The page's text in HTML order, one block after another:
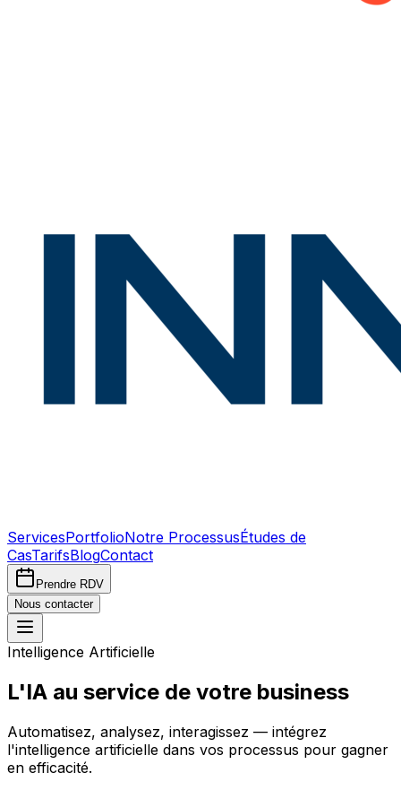
ServicesPortfolioNotre ProcessusÉtudes de
CasTarifsBlogContact
Prendre RDV
Nous contacter
Intelligence Artificielle
L'IA au service de votre business
Automatisez, analysez, interagissez — intégrez
l'intelligence artificielle dans vos processus pour gagner
en efficacité.